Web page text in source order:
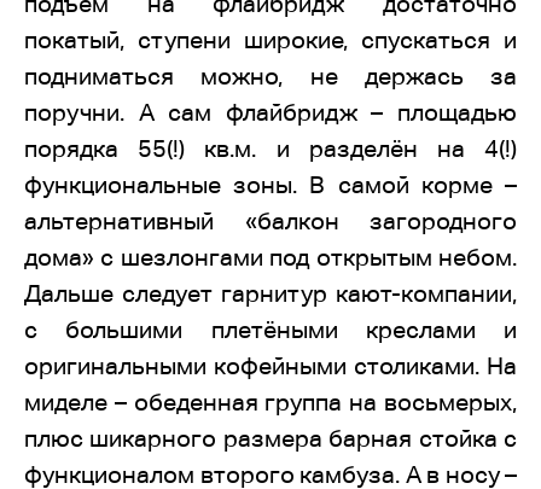
покатый, ступени широкие, спускаться и
подниматься можно, не держась за
поручни. А сам флайбридж – площадью
порядка 55(!) кв.м. и разделён на 4(!)
функциональные зоны. В самой корме –
альтернативный «балкон загородного
дома» с шезлонгами под открытым небом.
Дальше следует гарнитур кают-компании,
с большими плетёными креслами и
оригинальными кофейными столиками. На
миделе – обеденная группа на восьмерых,
плюс шикарного размера барная стойка с
функционалом второго камбуза. А в носу –